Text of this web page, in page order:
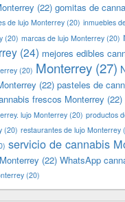
(22) gomitas de
de lujo Monterrey(20) inmuebles
(20) marcas de lujo Monterrey (20)
(24) mejores edibles
(20) Monterrey (27)
(22) pasteles de
frescos Monterrey (22)
lujo Monterrey (20) productos
(20) restaurantes de lujo Monterrey
servicio de cannabis
(22) WhatsApp
(20)